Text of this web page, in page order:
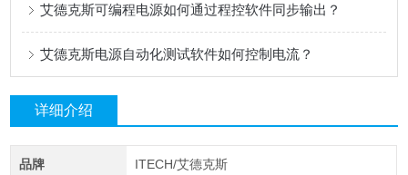
艾德克斯可编程电源如何通过程控软件同步输出？
艾德克斯电源自动化测试软件如何控制电流？
详细介绍
品牌 ITECH/艾德克斯